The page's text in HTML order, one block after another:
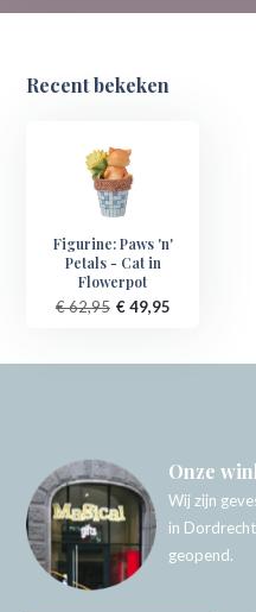
Recent bekeken
Figurine: Paws 'n'
Petals - Cat in
Flowerpot
€ 62,95 € 49,95
Onze
Wij zijn
in
geopend.